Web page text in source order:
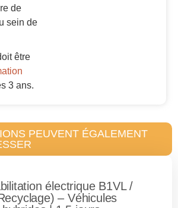
de
sein de
être
3 ans.
PEUVENT ÉGALEMENT
électrique B1VL /
– Véhicules